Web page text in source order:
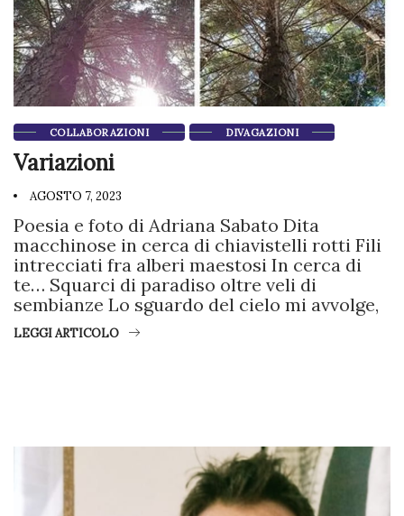
COLLABORAZIONI DIVAGAZIONI
Variazioni
AGOSTO 7, 2023
Poesia e foto di Adriana Sabato Dita
macchinose in cerca di chiavistelli rotti Fili
intrecciati fra alberi maestosi In cerca di
te… Squarci di paradiso oltre veli di
sembianze Lo sguardo del cielo mi avvolge,
LEGGI ARTICOLO